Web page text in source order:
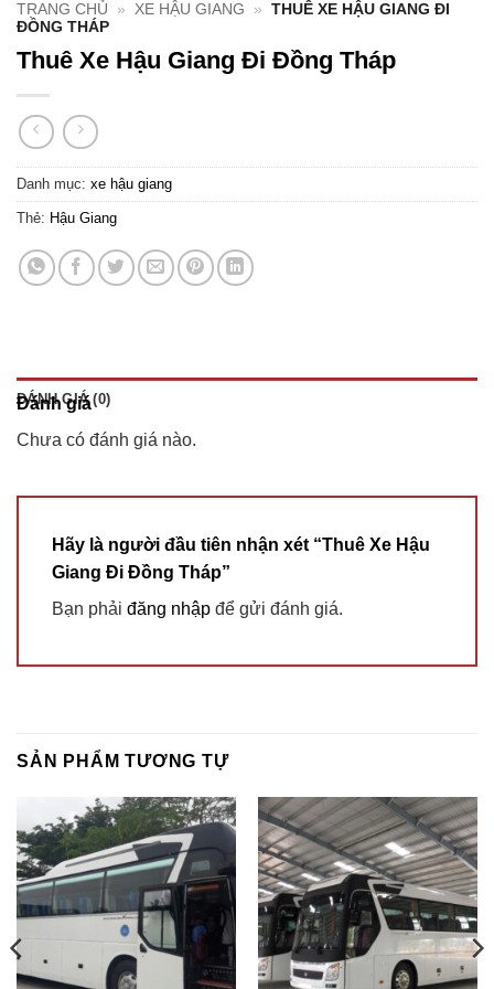
TRANG CHỦ » XE HẬU GIANG »
THUÊ XE HẬU GIANG ĐI
ĐỒNG THÁP
Thuê Xe Hậu Giang Đi Đồng Tháp
Danh mục: xe hậu giang
Thẻ: Hậu Giang
ĐÁNH GIÁ (0)
Đánh giá
Chưa có đánh giá nào.
Hãy là người đầu tiên nhận xét “Thuê Xe Hậu
Giang Đi Đồng Tháp”
Bạn phải đăng nhập để gửi đánh giá.
SẢN PHẨM TƯƠNG TỰ